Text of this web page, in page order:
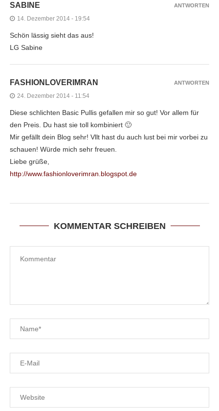
SABINE
14. Dezember 2014 - 19:54
Schön lässig sieht das aus!
LG Sabine
ANTWORTEN
FASHIONLOVERIMRAN
24. Dezember 2014 - 11:54
Diese schlichten Basic Pullis gefallen mir so gut! Vor allem für
den Preis. Du hast sie toll kombiniert 🙂
Mir gefällt dein Blog sehr! Vllt hast du auch lust bei mir vorbei zu
schauen! Würde mich sehr freuen.
Liebe grüße,
http://www.fashionloverimran.blogspot.de
ANTWORTEN
KOMMENTAR SCHREIBEN